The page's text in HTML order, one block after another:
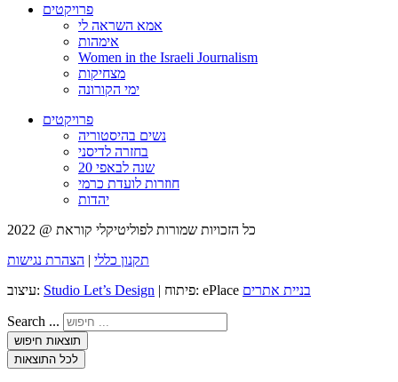
פרויקטים
אמא השראה לי
אימהות
Women in the Israeli Journalism
מצחיקות
ימי הקורונה
פרויקטים
נשים בהיסטוריה
בחזרה לדיסני
20 שנה לבאפי
חוזרות לועדת כרמי
יהדות
תקנון כללי | הצהרת נגישות
עיצוב: Studio Let’s Design | פיתוח: ePlace בניית אתרים
Search ...
תוצאות חיפוש
לכל התוצאות